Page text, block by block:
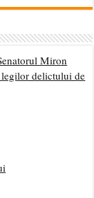
Miron
legilor delictului de